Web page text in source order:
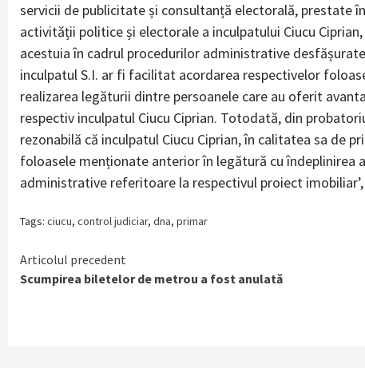
servicii de publicitate și consultanță electorală, prestate
activității politice și electorale a inculpatului Ciucu
acestuia în cadrul procedurilor administrative
inculpatul S.I. ar fi facilitat acordarea respectivelor
realizarea legăturii dintre persoanele care au oferit
respectiv inculpatul Ciucu Ciprian. Totodată, din
rezonabilă că inculpatul Ciucu Ciprian, în calitatea sa de
foloasele menționate anterior în legătură cu îndeplinirea
administrative referitoare la respectivul proiect
Tags: ciucu, control judiciar, dna, primar
Continue
Reading
Articolul precedent
Scumpirea biletelor de metrou a fost anulată